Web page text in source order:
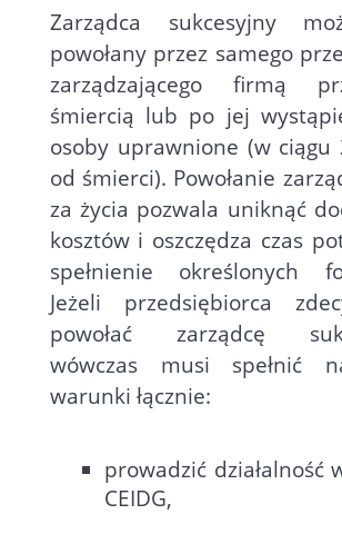
Zarządca sukcesyjny
powołany przez samego
zarządzającego firmą
śmiercią lub po jej
osoby uprawnione (w ciągu
od śmierci). Powołanie
za życia pozwala uniknąć
kosztów i oszczędza czas
spełnienie określonych
Jeżeli przedsiębiorca
powołać zarządcę
wówczas musi spełnić
warunki łącznie:
prowadzić działalność
CEIDG,